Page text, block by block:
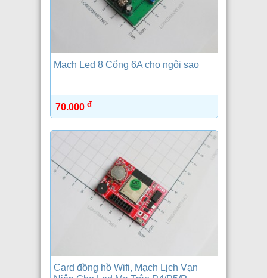
Mạch Led 8 Cổng 6A cho ngôi sao
70.000 đ
Card đồng hồ Wifi, Mạch Lịch Vạn